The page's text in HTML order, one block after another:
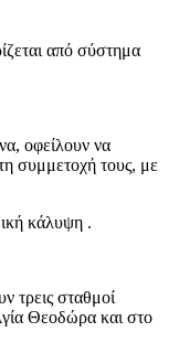
από σύστημα
οφείλουν να
συμμετοχή τους, με
κάλυψη .
τρεις σταθμοί
Θεοδώρα και στο